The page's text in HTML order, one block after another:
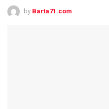
by Barta71.com